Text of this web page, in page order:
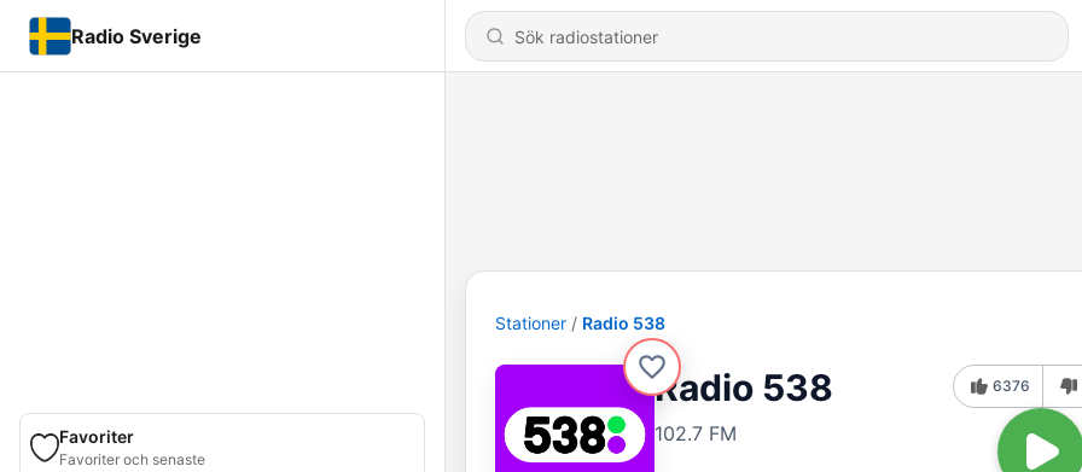
Radio Sverige
Favoriter
Favoriter och senaste
Stationer Radio 538
Radio 538
102.7 FM
6376